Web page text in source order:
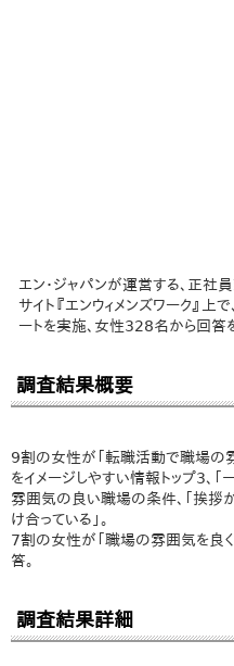
エン・ジャパンが運営する、正
サイト『エンウィメンズワーク』上
ートを実施、女性328名から回答
調査結果概要
9割の女性が「転職活動で職場の
をイメージしやすい情報トップ3、「
雰囲気の良い職場の条件、「挨拶
け合っている」。
7割の女性が「職場の雰囲気を良く
答。
調査結果詳細